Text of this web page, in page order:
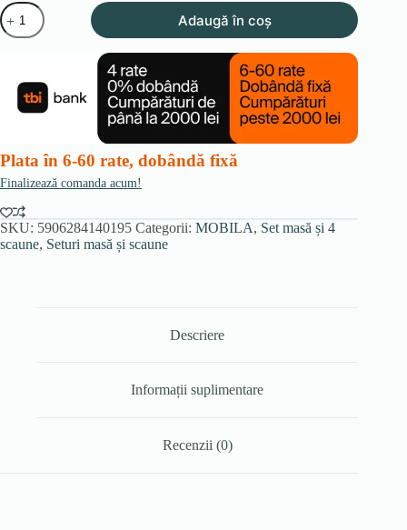
Cantitate
Set
compus
LUIGI
160-
240
gri/negru,
și
4
scaune
PAUL,
gri
Adaugă în coș
Plata în 6-60 rate, dobândă fixă
Finalizează comanda acum!
SKU: 5906284140195 Categorii: MOBILA, Set masă și 4
scaune, Seturi masă și scaune
Descriere
Informații suplimentare
Recenzii (0)